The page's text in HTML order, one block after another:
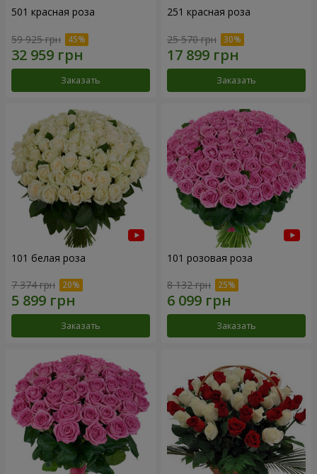
501 красная роза
59 925 грн
Заказать
251 красная роза
25 570 грн
Заказать
101 белая роза
7 374 грн
Заказать
101 розовая роза
8 132 грн
Заказать